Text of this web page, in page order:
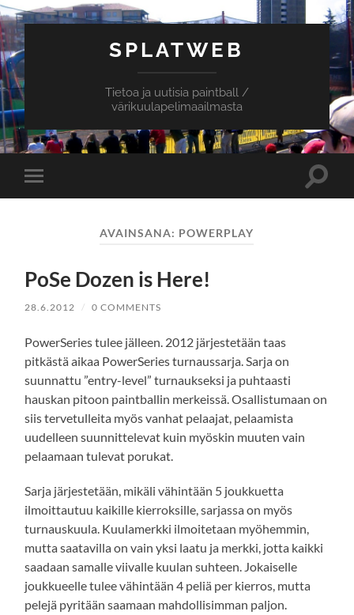
SPLATWEB
Tietoa ja uutisia paintball /
värikuulapelimaailmasta
Toggle
mobile
Toggle
AVAINSANA: POWERPLAY
PoSe Dozen is Here!
28.6.2012 / 0 COMMENTS
PowerSeries tulee jälleen. 2012 järjestetään taas
pitkästä aikaa PowerSeries turnaussarja. Sarja on
suunnattu ”entry-level” turnaukseksi ja puhtaasti
hauskan pitoon paintballin merkeissä. Osallistumaan on
siis tervetulleita myös vanhat pelaajat, pelaamista
uudelleen suunnittelevat kuin myöskin muuten vain
pelaamaan tulevat porukat.
Sarja järjestetään, mikäli vähintään 5 joukkuetta
ilmoittautuu kaikille kierroksille, sarjassa on myös
turnauskuula. Kuulamerkki ilmoitetaan myöhemmin,
mutta saatavilla on vain yksi laatu ja merkki, jotta kaikki
saadaan samalle viivalle kuulan suhteen. Jokaiselle
joukkueelle tulee vähintään 4 peliä per kierros, mutta
pelejä pyritään saamaan mahdollisimman paljon.